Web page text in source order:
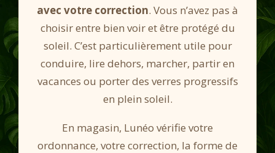
avec votre correction. Vous n’avez pas à
choisir entre bien voir et être protégé du
soleil. C’est particulièrement utile pour
conduire, lire dehors, marcher, partir en
vacances ou porter des verres progressifs
en plein soleil.
En magasin, Lunéo vérifie votre
ordonnance, votre correction, la forme de